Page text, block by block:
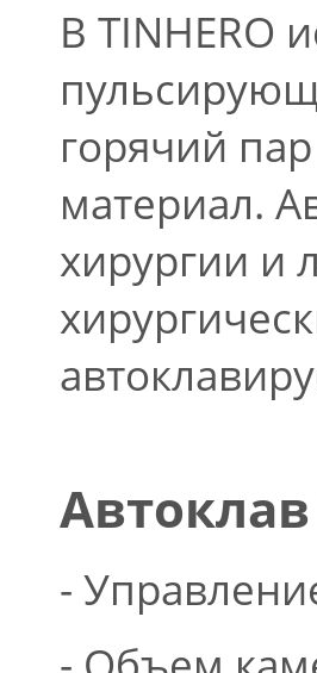
В TINHERO
горячий
материал.
хирургии и
-